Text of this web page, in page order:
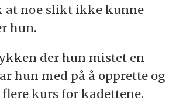
at noe slikt ikke kunne
hun.
der hun mistet en
hun med på å opprette og
kurs for kadettene.